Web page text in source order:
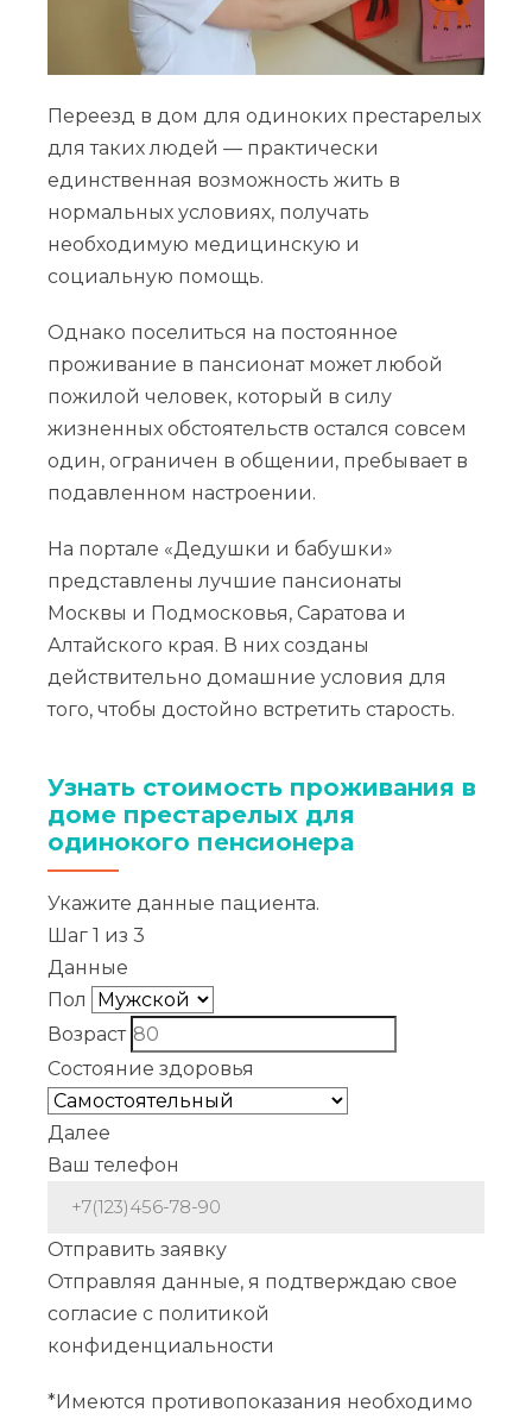
Переезд в дом для одиноких престарелых
для таких людей — практически
единственная возможность жить в
нормальных условиях, получать
необходимую медицинскую и
социальную помощь.
Однако поселиться на постоянное
проживание в пансионат может любой
пожилой человек, который в силу
жизненных обстоятельств остался совсем
один, ограничен в общении, пребывает в
подавленном настроении.
На портале «Дедушки и бабушки»
представлены лучшие пансионаты
Москвы и Подмосковья, Саратова и
Алтайского края. В них созданы
действительно домашние условия для
того, чтобы достойно встретить старость.
Узнать стоимость проживания в
доме престарелых для
одинокого пенсионера
Укажите данные пациента.
Шаг 1 из 3
Данные
Пол
Возраст
Состояние здоровья
Далее
Ваш телефон
Отправить заявку
Отправляя данные, я подтверждаю свое
согласие с политикой
конфиденциальности
*Имеются противопоказания необходимо